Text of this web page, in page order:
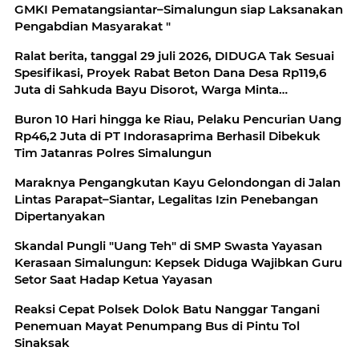
GMKI Pematangsiantar–Simalungun siap Laksanakan
Pengabdian Masyarakat "
Ralat berita, tanggal 29 juli 2026, DIDUGA Tak Sesuai
Spesifikasi, Proyek Rabat Beton Dana Desa Rp119,6
Juta di Sahkuda Bayu Disorot, Warga Minta
Buron 10 Hari hingga ke Riau, Pelaku Pencurian Uang
Rp46,2 Juta di PT Indorasaprima Berhasil Dibekuk
Tim Jatanras Polres Simalungun
Maraknya Pengangkutan Kayu Gelondongan di Jalan
Lintas Parapat–Siantar, Legalitas Izin Penebangan
Dipertanyakan
Skandal Pungli "Uang Teh" di SMP Swasta Yayasan
Kerasaan Simalungun: Kepsek Diduga Wajibkan Guru
Setor Saat Hadap Ketua Yayasan
Reaksi Cepat Polsek Dolok Batu Nanggar Tangani
Penemuan Mayat Penumpang Bus di Pintu Tol
Sinaksak